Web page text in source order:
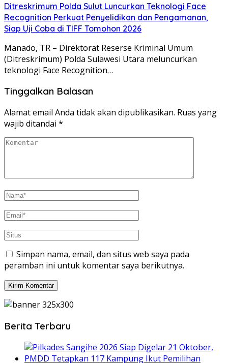
Ditreskrimum Polda Sulut Luncurkan Teknologi Face
Recognition Perkuat Penyelidikan dan Pengamanan,
Siap Uji Coba di TIFF Tomohon 2026
Manado, TR – Direktorat Reserse Kriminal Umum
(Ditreskrimum) Polda Sulawesi Utara meluncurkan
teknologi Face Recognition…
Tinggalkan Balasan
Alamat email Anda tidak akan dipublikasikan. Ruas yang
wajib ditandai *
Simpan nama, email, dan situs web saya pada
peramban ini untuk komentar saya berikutnya.
Berita Terbaru